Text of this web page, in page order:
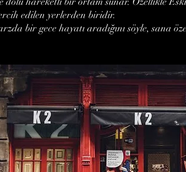
edilen yerlerden biridir.
bir gece hayatı aradığını söyle, sana